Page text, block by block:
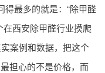
最多的就是：“除甲醛
在西安除甲醛行业摸爬
案例和数据，把这个
担心的不是价格，而